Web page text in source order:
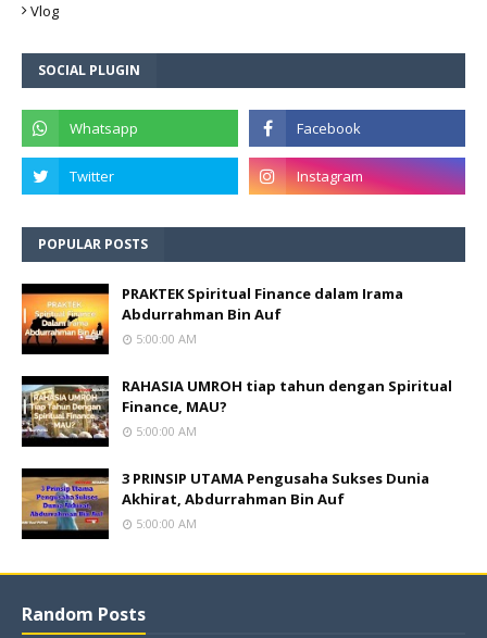
Vlog
SOCIAL PLUGIN
POPULAR POSTS
PRAKTEK Spiritual Finance dalam Irama
Abdurrahman Bin Auf
5:00:00 AM
RAHASIA UMROH tiap tahun dengan Spiritual
Finance, MAU?
5:00:00 AM
3 PRINSIP UTAMA Pengusaha Sukses Dunia
Akhirat, Abdurrahman Bin Auf
5:00:00 AM
Random Posts